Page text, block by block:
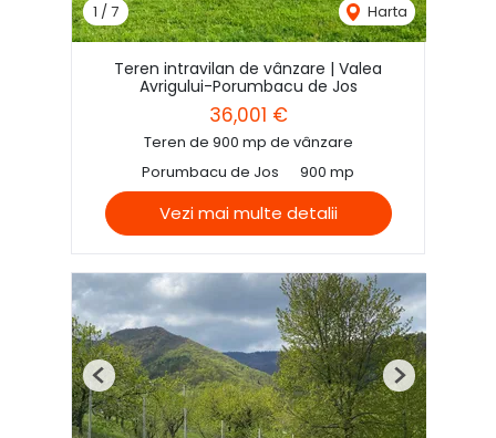
1 /7 Harta
Teren intravilan de vânzare | Valea
Avrigului-Porumbacu de Jos
36,001 €
Teren de 900 mp de vânzare
Porumbacu de Jos
900 mp
Vezi mai multe detalii
Previous Next